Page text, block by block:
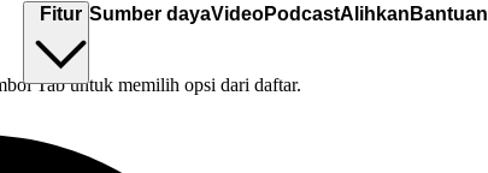
Fitur Sumber dayaVideoPodcastAlihkan Bantuan
Tab untuk memilih opsi dari daftar.